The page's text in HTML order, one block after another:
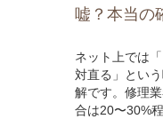
嘘？本当の
ネット上では
対直る」とい
解です。修理
合は20〜30%